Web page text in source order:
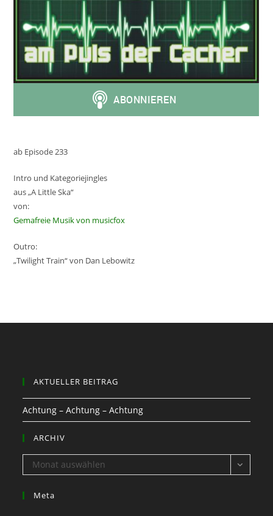
ab Episode 233
Intro und Kategoriejingles
aus „A Little Ska“
von:
Gemafreie Musik von musicfox
Outro:
„Twilight Train“ von Dan Lebowitz
AKTUELLER BEITRAG
Achtung – Achtung – Achtung
ARCHIV
ARCHIV
Monat auswählen
Meta